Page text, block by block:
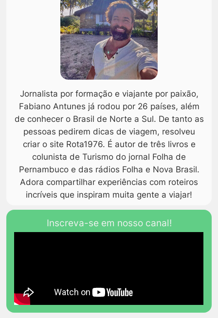
Jornalista por formação e viajante por paixão,
Fabiano Antunes já rodou por 26 países, além
de conhecer o Brasil de Norte a Sul. De tanto as
pessoas pedirem dicas de viagem, resolveu
criar o site Rota1976. É autor de três livros e
colunista de Turismo do jornal Folha de
Pernambuco e das rádios Folha e Nova Brasil.
Adora compartilhar experiências com roteiros
incríveis que inspiram muita gente a viajar!
Inscreva-se em nosso canal!